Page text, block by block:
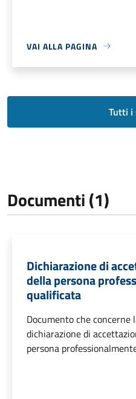
VAI ALLA PAGINA
Tutti i
Documenti (1)
Dichiarazione di
della persona
qualificata
Documento che
dichiarazione di
persona